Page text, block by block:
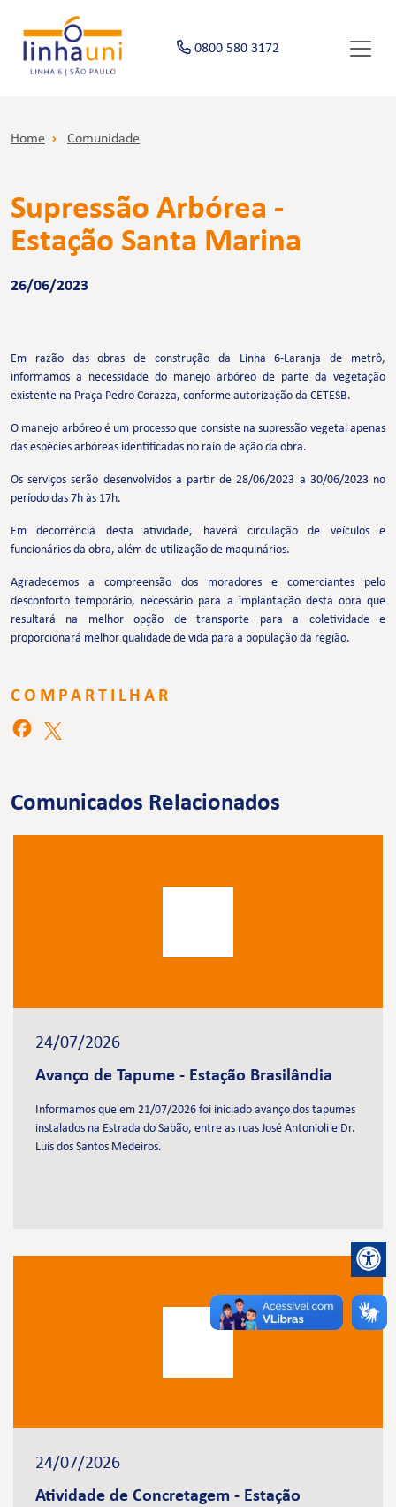
0800 580 3172
Home Comunidade
Supressão Arbórea -
Estação Santa Marina
26/06/2023
Em razão das obras de construção da Linha 6-Laranja de metrô,
informamos a necessidade do manejo arbóreo de parte da vegetação
existente na Praça Pedro Corazza, conforme autorização da CETESB.
O manejo arbóreo é um processo que consiste na supressão vegetal apenas
das espécies arbóreas identificadas no raio de ação da obra.
Os serviços serão desenvolvidos a partir de 28/06/2023 a 30/06/2023 no
período das 7h às 17h.
Em decorrência desta atividade, haverá circulação de veículos e
funcionários da obra, além de utilização de maquinários.
Agradecemos a compreensão dos moradores e comerciantes pelo
desconforto temporário, necessário para a implantação desta obra que
resultará na melhor opção de transporte para a coletividade e
proporcionará melhor qualidade de vida para a população da região.
COMPARTILHAR
Comunicados Relacionados
24/07/2026
Avanço de Tapume - Estação Brasilândia
Informamos que em 21/07/2026 foi iniciado avanço dos tapumes
instalados na Estrada do Sabão, entre as ruas José Antonioli e Dr.
Luís dos Santos Medeiros.
24/07/2026
Atividade de Concretagem - Estação